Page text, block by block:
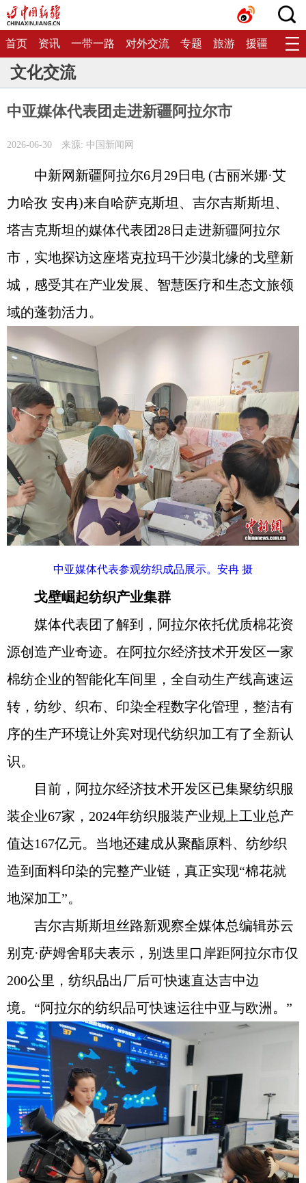
首页 资讯 一带一路 对外交流 专题 旅游 援疆 生态
文化交流
中亚媒体代表团走进新疆阿拉尔市
2026-06-30 来源: 中国新闻网
中新网新疆阿拉尔6月29日电 (古丽米娜·艾
力哈孜 安冉)来自哈萨克斯坦、吉尔吉斯斯坦、
塔吉克斯坦的媒体代表团28日走进新疆阿拉尔
市，实地探访这座塔克拉玛干沙漠北缘的戈壁新
城，感受其在产业发展、智慧医疗和生态文旅领
域的蓬勃活力。
中亚媒体代表参观纺织成品展示。安冉 摄
戈壁崛起纺织产业集群
媒体代表团了解到，阿拉尔依托优质棉花资
源创造产业奇迹。在阿拉尔经济技术开发区一家
棉纺企业的智能化车间里，全自动生产线高速运
转，纺纱、织布、印染全程数字化管理，整洁有
序的生产环境让外宾对现代纺织加工有了全新认
识。
目前，阿拉尔经济技术开发区已集聚纺织服
装企业67家，2024年纺织服装产业规上工业总产
值达167亿元。当地还建成从聚酯原料、纺纱织
造到面料印染的完整产业链，真正实现“棉花就
地深加工”。
吉尔吉斯斯坦丝路新观察全媒体总编辑苏云
别克·萨姆舍耶夫表示，别迭里口岸距阿拉尔市仅
200公里，纺织品出厂后可快速直达吉中边
境。“阿拉尔的纺织品可快速运往中亚与欧洲。”